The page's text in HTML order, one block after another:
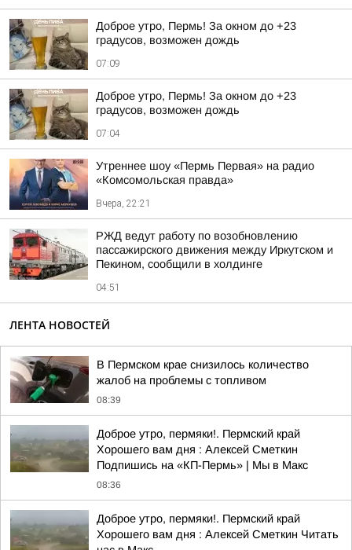
Доброе утро, Пермь! За окном до +23
градусов, возможен дождь
07:09
Доброе утро, Пермь! За окном до +23
градусов, возможен дождь
07:04
Утреннее шоу «Пермь Первая» на радио
«Комсомольская правда»
Вчера, 22:21
РЖД ведут работу по возобновлению
пассажирского движения между Иркутском и
Пекином, сообщили в холдинге
04:51
ЛЕНТА НОВОСТЕЙ
В Пермском крае снизилось количество
жалоб на проблемы с топливом
08:39
Доброе утро, пермяки!. Пермский край
Хорошего вам дня : Алексей Сметкин
Подпишись на «КП-Пермь» | Мы в Maкс
08:36
Доброе утро, пермяки!. Пермский край
Хорошего вам дня : Алексей Сметкин Читать